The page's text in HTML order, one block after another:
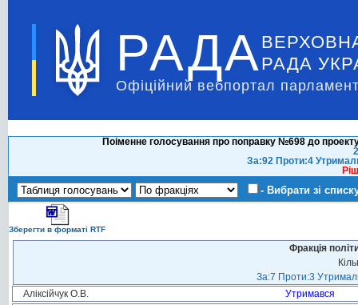
РАДА РАДА
Офіційний вебпортал
Поіменне голосування про поправку №698 до
За:92 Проти:4
- Вибрати зі
Зберегти в форматі RTF
Фракція
За:7 Проти:3
Аліксійчук О.В.
Утримався